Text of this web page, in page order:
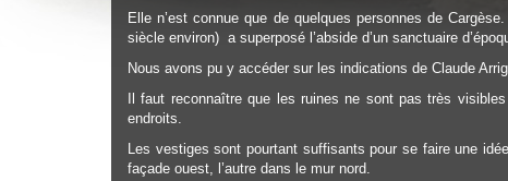
Elle n’est connue que de quelques personnes de
siècle environ) a superposé l’abside d’un sanctuaire
Nous avons pu y accéder sur les indications de Claude
Il faut reconnaître que les ruines ne sont pas très
endroits.
Les vestiges sont pourtant suffisants pour se faire une
façade ouest, l’autre dans le mur nord.